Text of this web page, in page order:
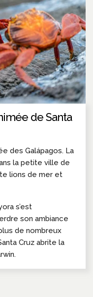
de Santa
des Galápagos. La
la petite ville de
lions de mer et
s’est
son ambiance
de nombreux
Cruz abrite la